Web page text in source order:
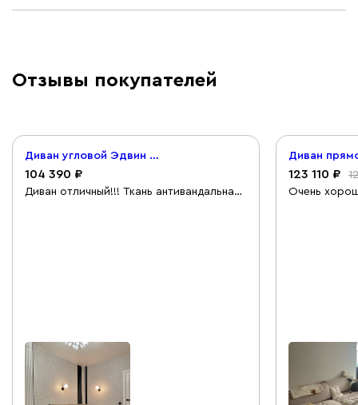
Отзывы покупателей
Диван угловой Эдвин Велюр Серый
104 390
Диван отличный!!! Ткань антивандальная.
123 110
Очень